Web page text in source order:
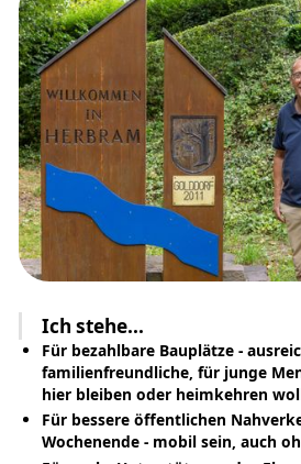
Ich stehe...
Für bezahlbare Bauplätze -
familienfreundliche, für junge
hier bleiben oder heimkehren
Für bessere öffentlichen
Wochenende - mobil sein, auch